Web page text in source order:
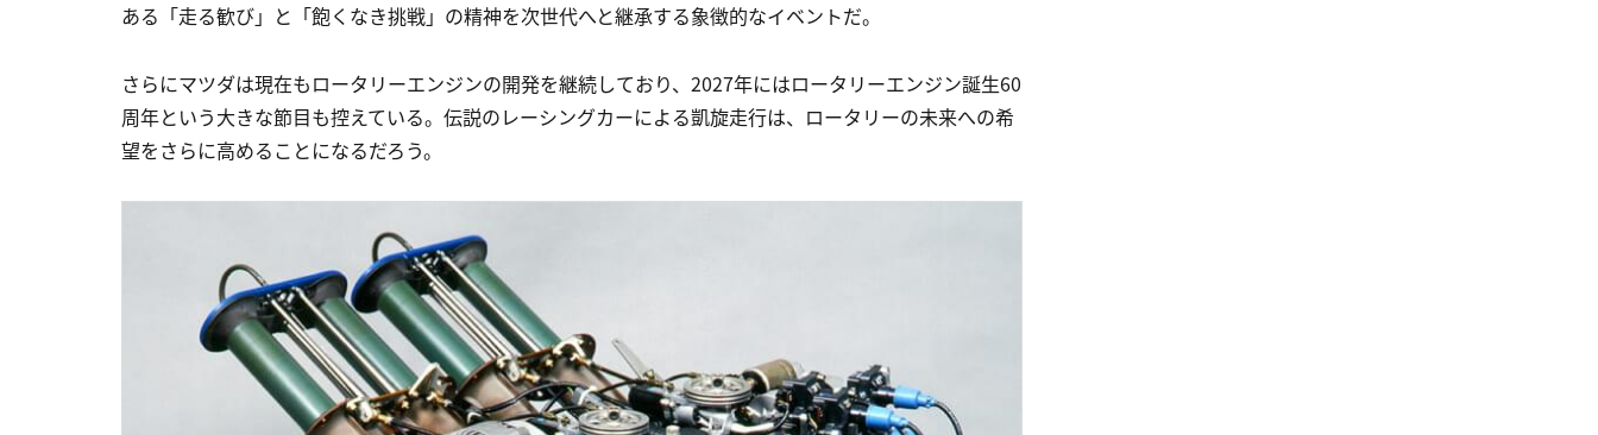
ある「走る歓び」と「飽くなき挑戦」の精神を次世代へと継承する象徴的なイベントだ。
さらにマツダは現在もロータリーエンジンの開発を継続しており、2027年にはロータリーエンジン誕生60
周年という大きな節目も控えている。伝説のレーシングカーによる凱旋走行は、ロータリーの未来への希
望をさらに高めることになるだろう。